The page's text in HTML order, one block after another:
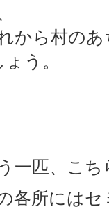
から村の
う。
一匹、こ
各所には